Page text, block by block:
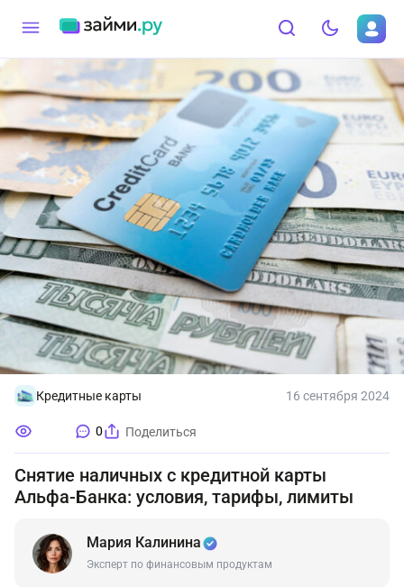
Кредитные карты 16 сентября 2024
0 Поделиться
Снятие наличных с кредитной карты
Альфа-Банка: условия, тарифы, лимиты
Мария Калинина
Эксперт по финансовым продуктам